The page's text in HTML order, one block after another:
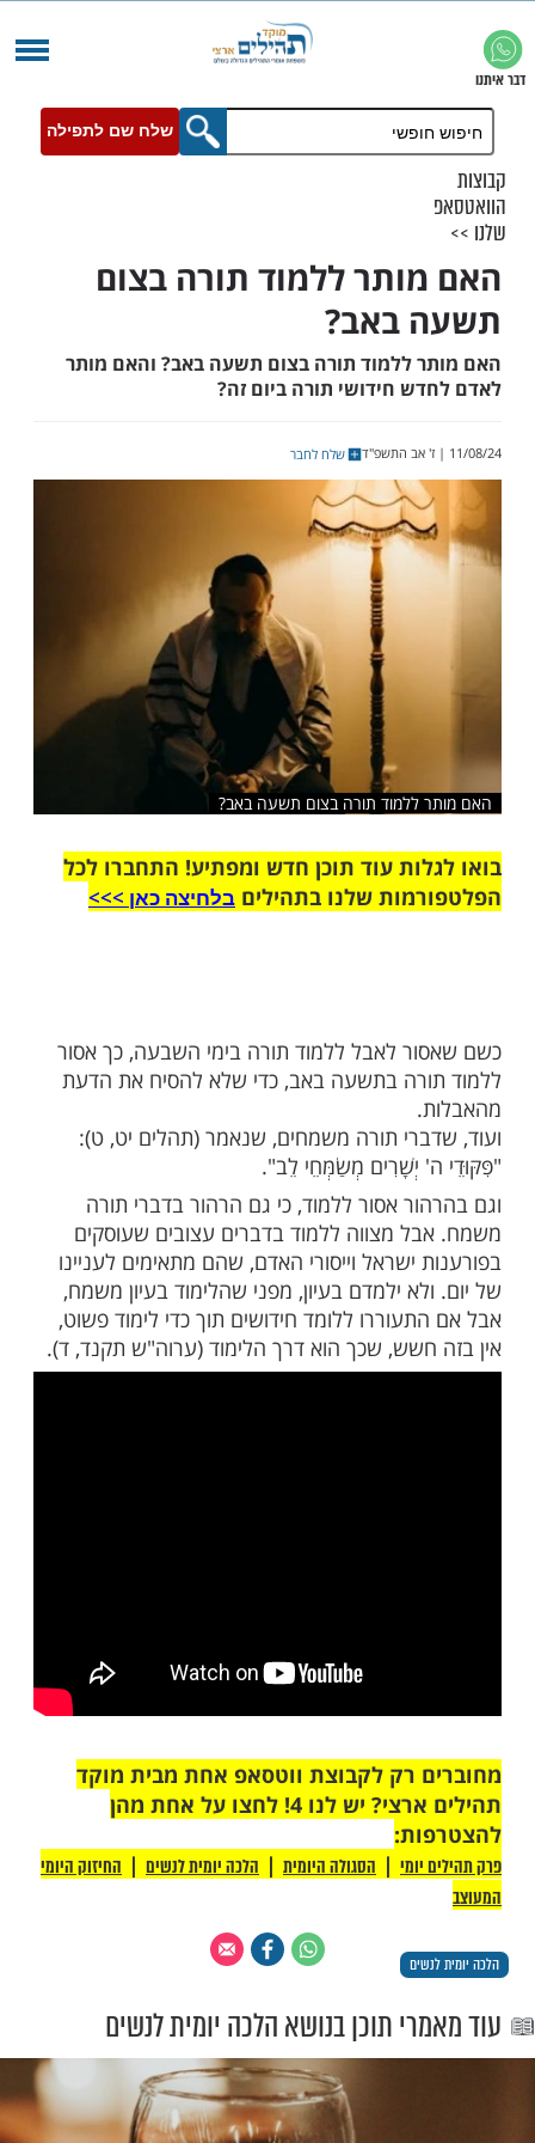
שלח שם לתפילה
ללמוד תורה בצום
באב?
ללמוד תורה בצום תשעה באב? והאם מותר
חידושי תורה ביום זה?
שלח לחבר
עוד תוכן חדש ומפתיע! התחברו לכל
שלנו בתהילים
בלחיצה כאן >>>​
לאבל ללמוד תורה בימי השבעה, כך אסור
בתשעה באב, כדי שלא להסיח את הדעת
שכך הוא דרך הלימוד (ערוה"ש תקנד, ד).